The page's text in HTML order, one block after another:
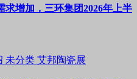
求增加，三环集团2026年上半
未分类 艾邦陶瓷展